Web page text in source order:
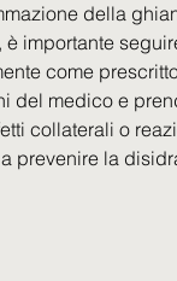
della
importante
come
del medico e
collaterali o
prevenire la